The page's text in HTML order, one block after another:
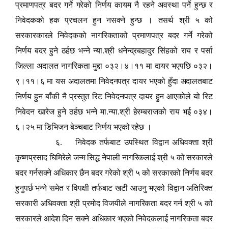
प्रमाणपत्र बदर गर्ने गरेको निर्णय कायम नै रहने अवस्था पर्ने हुन्छ र
निवेदकको हक प्रचलन हुन नसक्ने हुन्छ । तसर्थ श्री ५ को
सरकारकारले निवेदकको नागरिकताको प्रमाणपत्र बदर गर्ने गरेको
निर्णय बदर हुने ठर्हछ भन्ने न्या.श्री धनेन्द्रबहादुर सिंहको राय र पर्सा
जिल्ला अदालत नागरिकता मुद्दा ०३२।४।११ मा दायर भएपछि ०३२।
९।११।६ मा यस अदालतमा निवेदनपत्र दायर भएको हुँदा अदालतबाट
निर्णय हुन बाँकी नै प्रस्तुत रिट निवेदनपत्र दायर हुन आएकोले यो रिट
निवेदन खारेज हुने ठर्हछ भन्ने मा.न्या.श्री हेरम्बराजको राय भई ०३४।
६।२५ मा डिभिजन बेञ्चबाट निर्णय भएको रहेछ ।
६. निवेदक तर्फबाट उपस्थित विद्वान अधिवक्ता श्री
कृष्णप्रसाद घिमिरेले जन्म सिद्ध नेपाली नागरिकलाई श्री ५ को सरकारले
बदर गर्नसक्ने अधिकार छैन बदर गरेको श्री ५ को सरकारको निर्णय बदर
हुनुपर्छ भन्ने समेत र विपक्षी तर्फबाट खटी आउनु भएको विद्वान अतिरिक्त
सरकारी अधिवक्ता श्री प्रमोद विजयीले नागरिकता बदर गर्न श्री ५ को
सरकारले आदेश दिन सक्ने अधिकार भएको निवेदकलाई नागरिकता बदर